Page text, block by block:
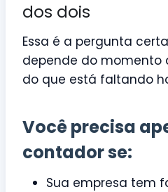
dos dois
Essa é a pergunta
depende do momento
do que está faltando
Você precisa
contador se:
Sua empresa tem